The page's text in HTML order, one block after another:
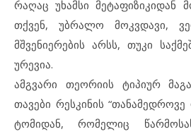
რაღაც უხამსი მეტაფიზიკიდან
თქვენ, უბრალო მოკვდავი,
მშვენიერების არსს, თუკი
ურევია.
ამგვარი თეორიის ტიპიურ
თავები რესკინის
ტომიდან, რომელიც